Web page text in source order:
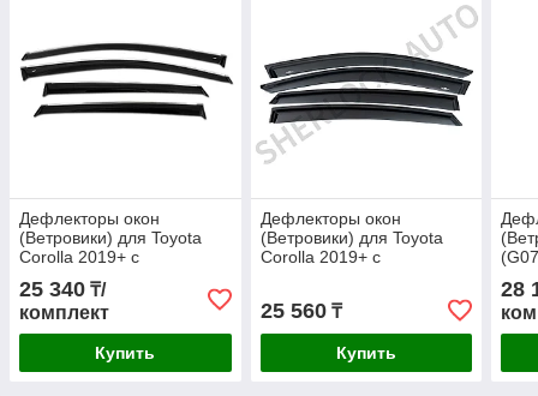
Дефлекторы окон
(Ветровики) для Toyota
Corolla 2019+ с
хромированным
молдингом
25 340 ₸/
комплект
Купить
Дефлекторы окон
(Ветровики) для Toyota
Corolla 2019+ с
25 560₸
Купить
28